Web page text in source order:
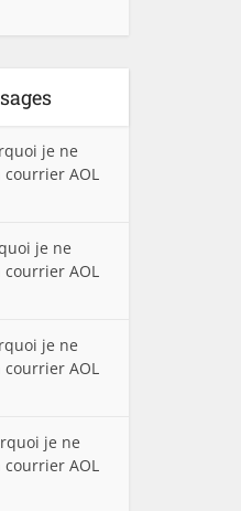
je ne
AOL
je ne
AOL
je ne
AOL
je ne
AOL